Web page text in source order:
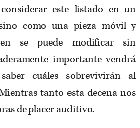
este listado en un
como una pieza móvil y
se puede modificar sin
importante vendrá
cuáles sobrevivirán al
tanto esta decena nos
de placer auditivo.